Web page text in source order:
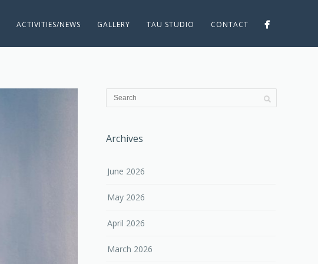
ACTIVITIES/NEWS GALLERY TAU STUDIO CONTACT
Archives
June 2026
May 2026
April 2026
March 2026